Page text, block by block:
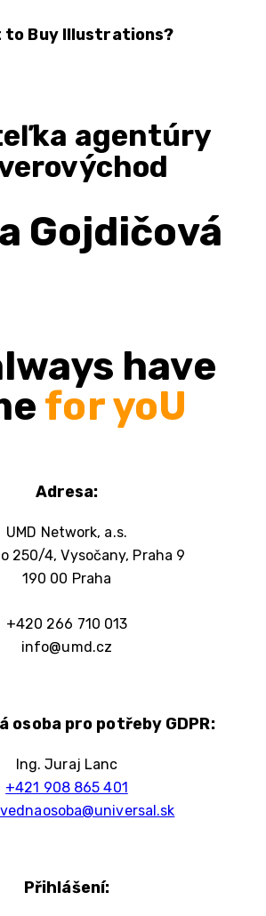
to Buy Illustrations?
agentúry
Gojdičová
have
for yoU
Adresa:
UMD Network, a.s.
250/4, Vysočany, Praha 9
190 00 Praha
+420 266 710 013
info@umd.cz
osoba pro potřeby GDPR:
Ing. Juraj Lanc
+421 908 865 401
Přihlášení: